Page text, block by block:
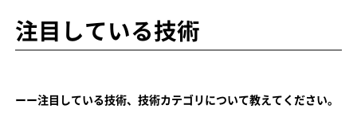
注目している技術
ーー注目している技術、技術カテゴリについて教えてください。